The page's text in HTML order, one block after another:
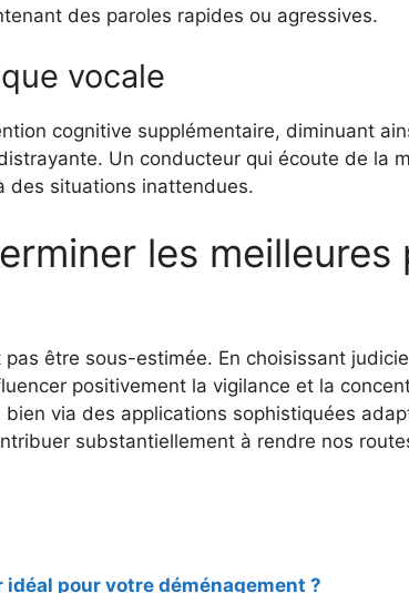
des paroles rapides ou agressives.
vocale
cognitive supplémentaire, diminuant
Un conducteur qui écoute de la
des situations inattendues.
les meilleures
être sous-estimée. En choisissant
positivement la vigilance et la
via des applications sophistiquées
substantiellement à rendre nos
pour votre déménagement ?